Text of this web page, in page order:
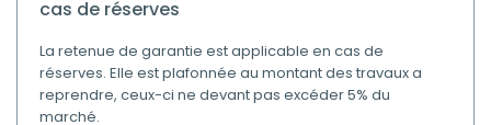
cas de réserves
La retenue de garantie est applicable en cas de
réserves. Elle est plafonnée au montant des travaux a
reprendre, ceux-ci ne devant pas excéder 5% du
marché.